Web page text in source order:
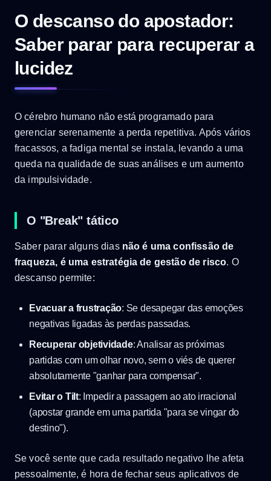
O descanso do apostador:
Saber parar para recuperar a
lucidez
O cérebro humano não está programado para
gerenciar serenamente a perda repetitiva. Após vários
fracassos, a fadiga mental se instala, levando a uma
queda na qualidade de suas análises e um aumento
da impulsividade.
O "Break" tático
Saber parar alguns dias não é uma confissão de
fraqueza, é uma estratégia de gestão de risco. O
descanso permite:
Evacuar a frustração: Se desapegar das emoções
negativas ligadas às perdas passadas.
Recuperar objetividade: Analisar as próximas
partidas com um olhar novo, sem o viés de querer
absolutamente "ganhar para compensar".
Evitar o Tilt: Impedir a passagem ao ato irracional
(apostar grande em uma partida "para se vingar do
destino").
Se você sente que cada resultado negativo lhe afeta
pessoalmente, é hora de fechar seus aplicativos de